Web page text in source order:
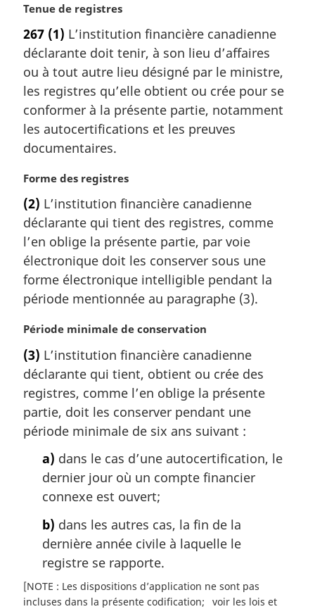
l
e
:
N
t
e
m
a
g
i
n
l
:
Tenue de registres
267 (1) L’institution financière canadienne
déclarante doit tenir, à son lieu d’affaires
ou à tout autre lieu désigné par le ministre,
les registres qu’elle obtient ou crée pour se
conformer à la présente partie, notamment
les autocertifications et les preuves
documentaires.
N
t
e
m
a
g
i
a
l
e
:
Forme des registres
(2) L’institution financière canadienne
déclarante qui tient des registres, comme
l’en oblige la présente partie, par voie
électronique doit les conserver sous une
forme électronique intelligible pendant la
période mentionnée au paragraphe (3).
N
t
e
m
r
g
Période minimale de conservation
(3) L’institution financière canadienne
déclarante qui tient, obtient ou crée des
registres, comme l’en oblige la présente
partie, doit les conserver pendant une
période minimale de six ans suivant :
a) dans le cas d’une autocertification, le
dernier jour où un compte financier
connexe est ouvert;
b) dans les autres cas, la fin de la
dernière année civile à laquelle le
registre se rapporte.
[NOTE : Les dispositions d’application ne sont pas
incluses dans la présente codification
voir les lois et